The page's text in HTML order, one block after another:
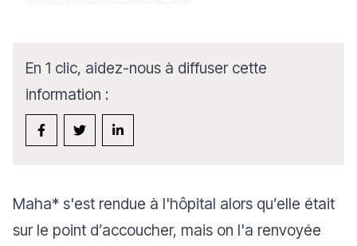
En 1 clic, aidez-nous à diffuser cette
information :
Maha* s'est rendue à l'hôpital alors qu’elle était
sur le point d’accoucher, mais on l'a renvoyée